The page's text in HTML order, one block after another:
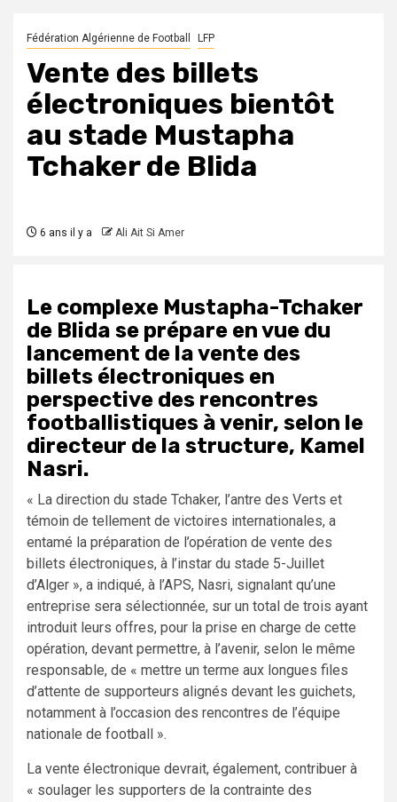
Fédération Algérienne de Football LFP
Vente des billets
électroniques bientôt
au stade Mustapha
Tchaker de Blida
6 ans il y a Ali Ait Si Amer
Le complexe Mustapha-Tchaker
de Blida se prépare en vue du
lancement de la vente des
billets électroniques en
perspective des rencontres
footballistiques à venir, selon le
directeur de la structure, Kamel
Nasri.
« La direction du stade Tchaker, l’antre des Verts et
témoin de tellement de victoires internationales, a
entamé la préparation de l’opération de vente des
billets électroniques, à l’instar du stade 5-Juillet
d’Alger », a indiqué, à l’APS, Nasri, signalant qu’une
entreprise sera sélectionnée, sur un total de trois ayant
introduit leurs offres, pour la prise en charge de cette
opération, devant permettre, à l’avenir, selon le même
responsable, de « mettre un terme aux longues files
d’attente de supporteurs alignés devant les guichets,
notamment à l’occasion des rencontres de l’équipe
nationale de football ».
La vente électronique devrait, également, contribuer à
« soulager les supporters de la contrainte des